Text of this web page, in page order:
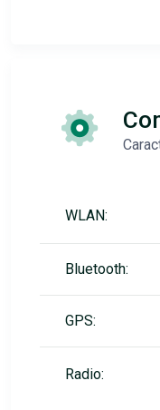
WLAN:
Bluetooth:
GPS:
Radio: